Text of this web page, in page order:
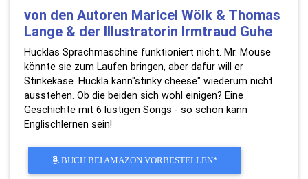
von den Autoren Maricel Wölk & Thomas
Lange & der Illustratorin Irmtraud Guhe
Hucklas Sprachmaschine funktioniert nicht. Mr. Mouse
könnte sie zum Laufen bringen, aber dafür will er
Stinkekäse. Huckla kann"stinky cheese" wiederum nicht
ausstehen. Ob die beiden sich wohl einigen? Eine
Geschichte mit 6 lustigen Songs - so schön kann
Englischlernen sein!
BUCH BEI AMAZON VORBESTELLEN*